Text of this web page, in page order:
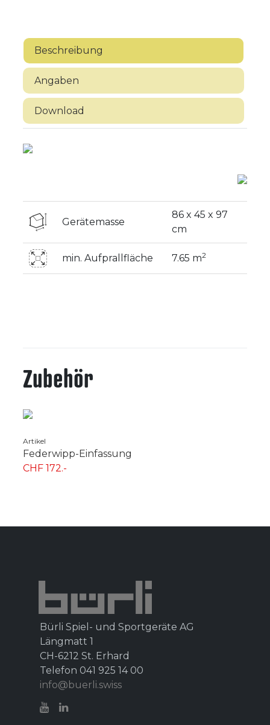
Beschreibung
Angaben
Download
Gerätemasse
86 x 45 x 97
cm
min. Aufprallfläche 7.65 m2
Zubehör
Artikel
Federwipp-Einfassung
CHF 172.-
Bürli Spiel- und Sportgeräte AG
Längmatt 1
CH-6212 St. Erhard
Telefon 041 925 14 00
info@buerli.swiss